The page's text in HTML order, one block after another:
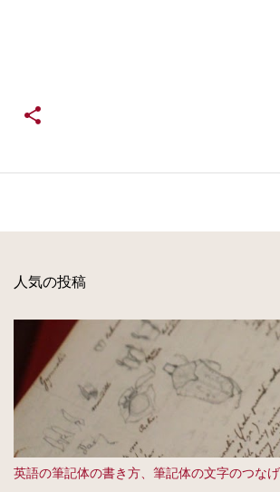
人気の投稿
英語の筆記体の書き方、筆記体の文字のつなげ